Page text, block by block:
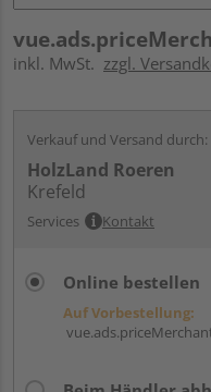
inkl. MwSt. zzgl.
Verkauf und Versand durch:
HolzLand Roeren
Krefeld
Services Kontakt
Online bestellen
Auf Vorbestellung: